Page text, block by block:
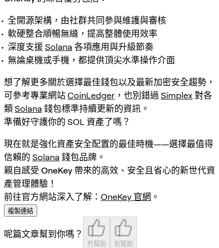
全開源架構，由社群共同參與維護與審核
軟硬整合順暢無縫，提高整體使用效率
深度支援Solana 各項應用與升級節奏
無論桌機或手機，都提供頂尖水準操作介面
想了解更多關於選擇最佳錢包以及最新加密安全趨勢，
可參考專業網站CoinLedger ，也別錯過 Simplex 對各
類 Solana 錢包標準持續更新的資訊。
準備好守護你的 SOL 資產了嗎？
現在就是強化資產安全配置的最佳時機——選擇最值得
信賴的 Solana 錢包品牌。
親自感受 OneKey 帶來的高效、安全且省心的新世代資
產管理體驗！
前往官方網站深入了解： OneKey 官網 。
複製連結
呢篇文章幫到你嗎？
冇幫助 有幫助